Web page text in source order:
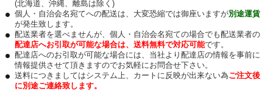
(北海道、沖縄、離島は除く)
個人・自治会名宛てへの配送は、大変恐縮では御座いますが別途運賃
が発生致します。
配送業者を選べませんが、個人・自治会名宛ての場合でも配送業者の
配達店へお引取が可能な場合は、送料無料で対応可能です。
配達店へのお引取が可能な場合には、当社より配達店の情報を事前に
情報提供させて頂きますのでお気軽にお問合せ下さい。
送料につきましてはシステム上、カートに反映が出来ない為ご注文後
に別途ご連絡致します。